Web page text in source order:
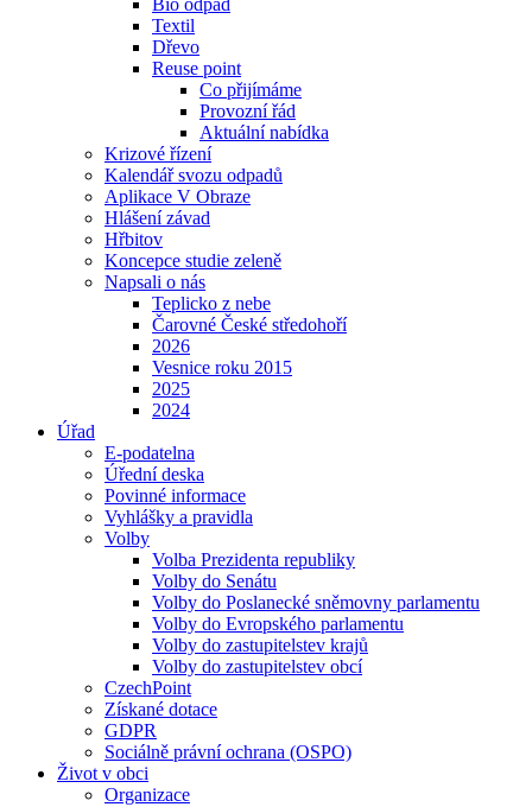
Bio odpad
Textil
Dřevo
Reuse point
Co přijímáme
Provozní řád
Aktuální nabídka
Krizové řízení
Kalendář svozu odpadů
Aplikace V Obraze
Hlášení závad
Hřbitov
Koncepce studie zeleně
Napsali o nás
Teplicko z nebe
Čarovné České středohoří
2026
Vesnice roku 2015
2025
2024
Úřad
E-podatelna
Úřední deska
Povinné informace
Vyhlášky a pravidla
Volby
Volba Prezidenta republiky
Volby do Senátu
Volby do Poslanecké sněmovny parlamentu
Volby do Evropského parlamentu
Volby do zastupitelstev krajů
Volby do zastupitelstev obcí
CzechPoint
Získané dotace
GDPR
Sociálně právní ochrana (OSPO)
Život v obci
Organizace